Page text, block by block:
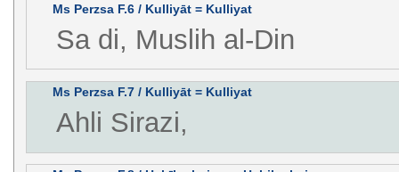
Ms Perzsa F.6 / Kulliyāt = Kulliyat
Sa di, Muslih al-Din
Ms Perzsa F.7 / Kulliyāt = Kulliyat
Ahli Sirazi,